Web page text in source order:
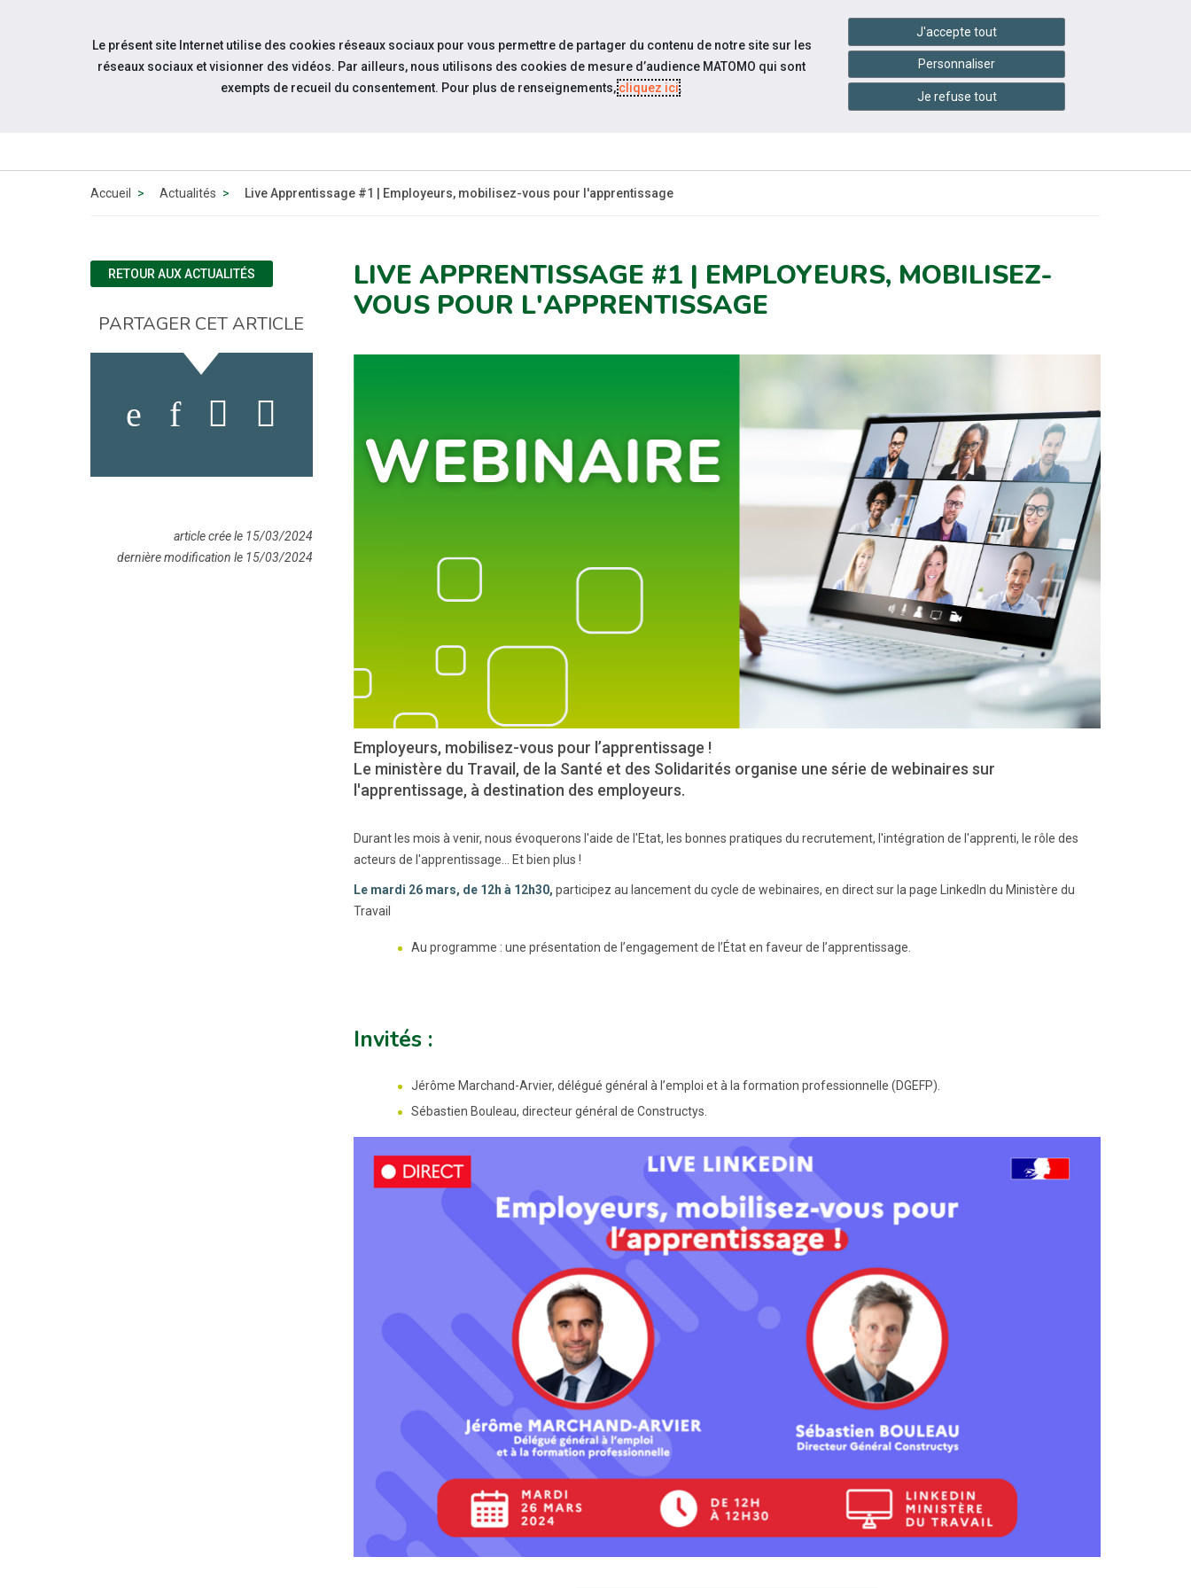
Aller au contenu
Sites du réseau settings_accessibility Accessibilité
QUI SOMMES-
INFOS
PRATIQUES
CONTACTEZ-
NOUS
Accueil Actualités Live Apprentissage #1 | Employeurs, mobilisez-vous pour l'apprentissage
LIVE APPRENTISSAGE #1 | EMPLOYEURS, MOBILISEZ-
VOUS POUR L'APPRENTISSAGE
Employeurs, mobilisez-vous pour l’apprentissage !
Le ministère du Travail, de la Santé et des Solidarités organise une série de webinaires sur
l'apprentissage, à destination des employeurs.
Durant les mois à venir, nous évoquerons l'aide de l'Etat, les bonnes pratiques du recrutement, l'intégration de l'apprenti, le rôle des
acteurs de l'apprentissage... Et bien plus !
Le mardi 26 mars, de 12h à 12h30, participez au lancement du cycle de webinaires, en direct sur la page LinkedIn du Ministère du
Travail
Au programme : une présentation de l’engagement de l’État en faveur de l’apprentissage.
Invités :
Jérôme Marchand-Arvier, délégué général à l’emploi et à la formation professionnelle (DGEFP).
Sébastien Bouleau, directeur général de Constructys.
RETOUR AUX ACTUALITÉS
PARTAGER CET ARTICLE
article crée le 15/03/2024
dernière modification le 15/03/2024
Le présent site Internet utilise des cookies réseaux sociaux pour vous permettre de partager du contenu de notre site sur les
réseaux sociaux et visionner des vidéos. Par ailleurs, nous utilisons des cookies de mesure d’audience MATOMO qui sont
exempts de recueil du consentement. Pour plus de renseignements,cliquez ici.
J'accepte tout
Personnaliser
Je refuse tout